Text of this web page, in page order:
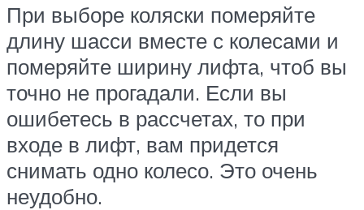
При выборе коляски померяйте
длину шасси вместе с колесами и
померяйте ширину лифта, чтоб вы
точно не прогадали. Если вы
ошибетесь в рассчетах, то при
входе в лифт, вам придется
снимать одно колесо. Это очень
неудобно.